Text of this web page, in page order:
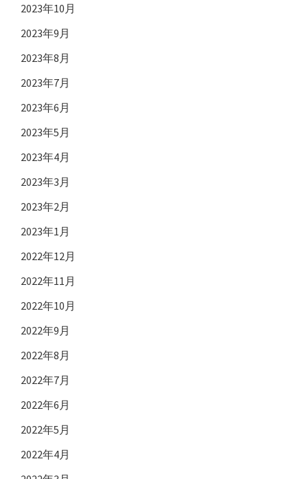
2023年10月
2023年9月
2023年8月
2023年7月
2023年6月
2023年5月
2023年4月
2023年3月
2023年2月
2023年1月
2022年12月
2022年11月
2022年10月
2022年9月
2022年8月
2022年7月
2022年6月
2022年5月
2022年4月